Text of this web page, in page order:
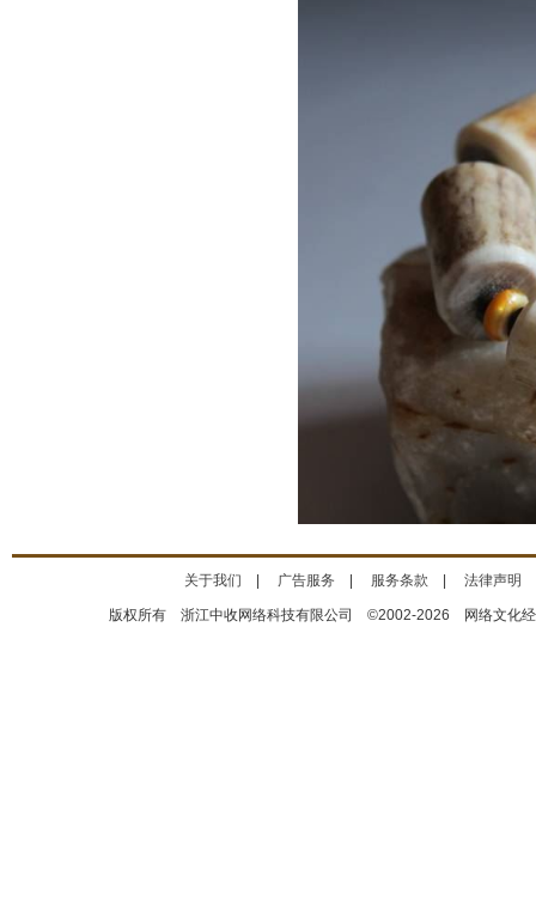
关于我们 广告服务 服务条款 法律声明
版权所有 浙江中收网络科技有限公司 ©2002-2026 网络文化经